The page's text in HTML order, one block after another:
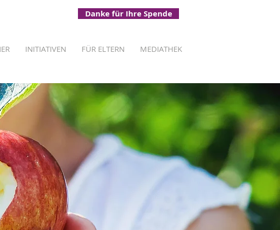
Danke für Ihre Spende
INITIATIVEN FÜR ELTERN MEDIATHEK